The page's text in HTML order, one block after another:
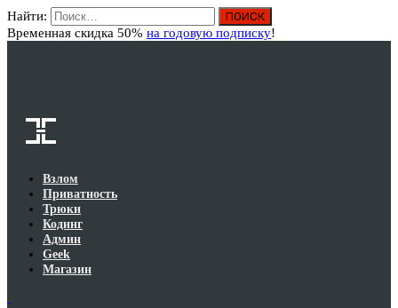
Найти:
Временная скидка 50% на годовую подписку!
Взлом
Приватность
Трюки
Кодинг
Админ
Geek
Магазин